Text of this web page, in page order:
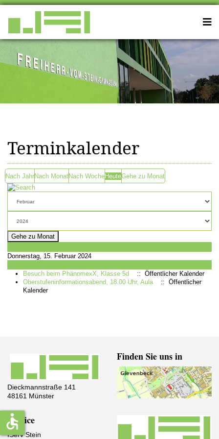
Terminkalender
Nach JahrNach MonatNach WocheHeuteGehe zu Monat
Gehe zu Monat
Donnerstag, 15. Februar 2024
Besuch beim PhänomexX, Klasse 5d
:: Öffentlicher Kalender
Oberstufeninformationsabend, 18.00 Uhr, Aula
:: Öffentlicher
Kalender
Dieckmannstraße 141
48161 Münster
Finden Sie uns in
Service
IServ Stein
accessible